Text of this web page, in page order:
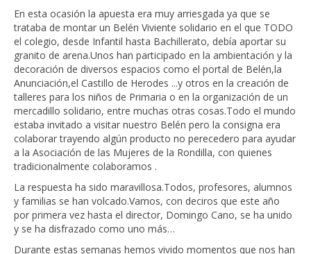
En esta ocasión la apuesta era muy arriesgada ya que se
trataba de montar un Belén Viviente solidario en el que TODO
el colegio, desde Infantil hasta Bachillerato, debía aportar su
granito de arena.Unos han participado en la ambientación y la
decoración de diversos espacios como el portal de Belén,la
Anunciación,el Castillo de Herodes ...y otros en la creación de
talleres para los niños de Primaria o en la organización de un
mercadillo solidario, entre muchas otras cosas.Todo el mundo
estaba invitado a visitar nuestro Belén pero la consigna era
colaborar trayendo algún producto no perecedero para ayudar
a la Asociación de las Mujeres de la Rondilla, con quienes
tradicionalmente colaboramos .
La respuesta ha sido maravillosa.Todos, profesores, alumnos
y familias se han volcado.Vamos, con deciros que este año
por primera vez hasta el director, Domingo Cano, se ha unido
y se ha disfrazado como uno más…
Durante estas semanas hemos vivido momentos que nos han